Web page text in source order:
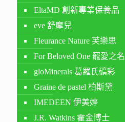
EltaMD 創新專業保養品
eve 舒摩兒
Fleurance Nature 芙樂思
For Beloved One 寵愛之名
gloMinerals 葛羅氏礦彩
Graine de pastel 柏斯黛
IMEDEEN 伊美婷
J.R. Watkins 霍金博士